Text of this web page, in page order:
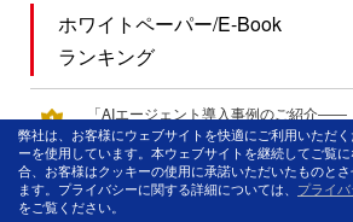
ホワイトペーパー/E-Book
ランキング
「AIエージェント導入事例のご紹介――
AIが仕分け、ボットが応対 効率的なセン
ター運営を実現！」NTTテクノクロス
AIエージェント化「重点課題」へのシス
弊社は、お客様にウェブサイトを快適にご利用いただ
ーを使用しています。本ウェブサイトを継続してご覧
合、お客様はクッキーの使用に承諾いただいたものと
ます。プライバシーに関する詳細については、 プライ
をご覧ください。